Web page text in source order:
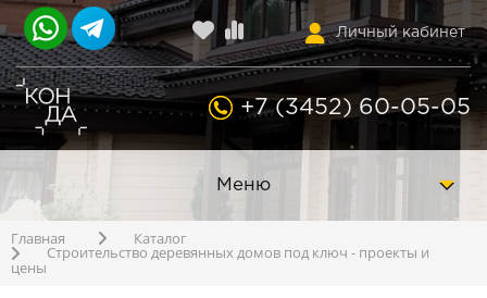
Личный кабинет
+7 (3452) 60-05-05
Меню
Главная Каталог
Строительство деревянных домов под ключ - проекты и
цены